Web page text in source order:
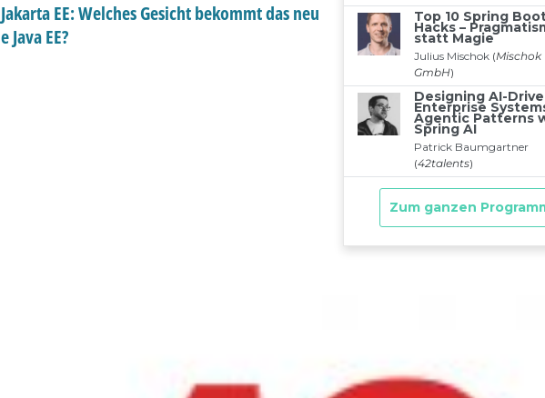
Jakarta EE: Welches Gesicht bekommt das neu
e Java EE?